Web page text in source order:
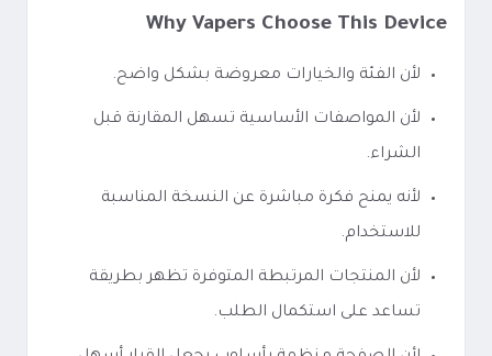
Why Vapers Choose This Device
لأن الفئة والخيارات معروضة بشكل واضح.
لأن المواصفات الأساسية تسهل المقارنة قبل
الشراء.
لأنه يمنح فكرة مباشرة عن النسخة المناسبة
للاستخدام.
لأن المنتجات المرتبطة المتوفرة تظهر بطريقة
تساعد على استكمال الطلب.